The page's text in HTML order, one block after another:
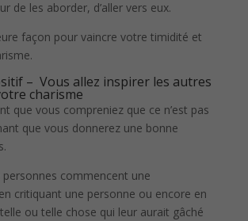
de les aborder, d’aller vers eux.
façon pour vaincre votre timidité et
– Vous allez inspirer les autres
charisme
que vous compreniez que ce n’est pas
que vous donnerez une bonne
personnes commencent une
critiquant une personne ou encore en
telle ou telle chose qui leur aurait gâché